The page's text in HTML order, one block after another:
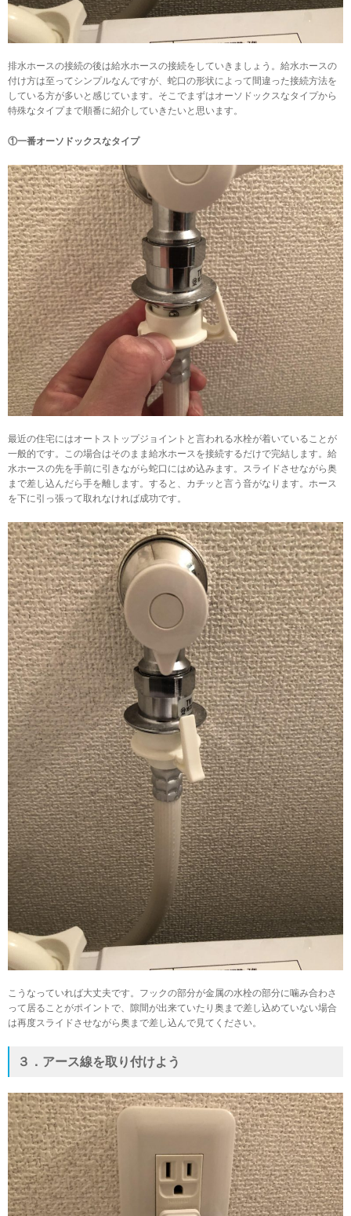
排水ホースの接続の後は給水ホースの接続をしていきましょう。給水ホースの
付け方は至ってシンプルなんですが、蛇口の形状によって間違った接続方法を
している方が多いと感じています。そこでまずはオーソドックスなタイプから
特殊なタイプまで順番に紹介していきたいと思います。
①一番オーソドックスなタイプ
最近の住宅にはオートストップジョイントと言われる水栓が着いていることが
一般的です。この場合はそのまま給水ホースを接続するだけで完結します。給
水ホースの先を手前に引きながら蛇口にはめ込みます。スライドさせながら奥
まで差し込んだら手を離します。すると、カチッと言う音がなります。ホース
を下に引っ張って取れなければ成功です。
こうなっていれば大丈夫です。フックの部分が金属の水栓の部分に噛み合わさ
って居ることがポイントで、隙間が出来ていたり奥まで差し込めていない場合
は再度スライドさせながら奥まで差し込んで見てください。
３．アース線を取り付けよう